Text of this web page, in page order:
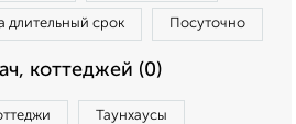
длительный срок Посуточно
коттеджей (0)
Таунхаусы